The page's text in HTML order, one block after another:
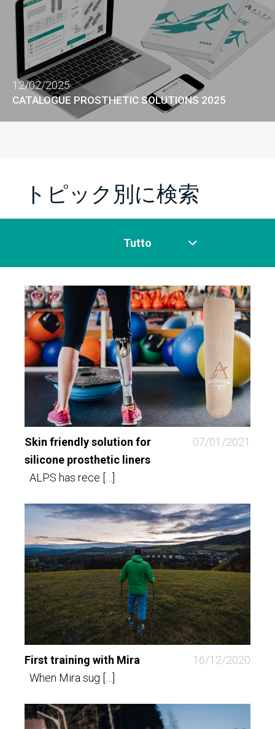
12/02/2025
CATALOGUE PROSTHETIC SOLUTIONS 2025
トピック別に検索
Tutto
Skin friendly solution for
silicone prosthetic liners
07/01/2021
ALPS has rece […]
First training with Mira
16/12/2020
When Mira sug […]